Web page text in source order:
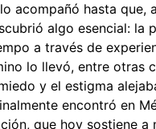
acompañó hasta
algo esencial:
a través de
lo llevó, entre
y el estigma
encontró en
que hoy sostiene